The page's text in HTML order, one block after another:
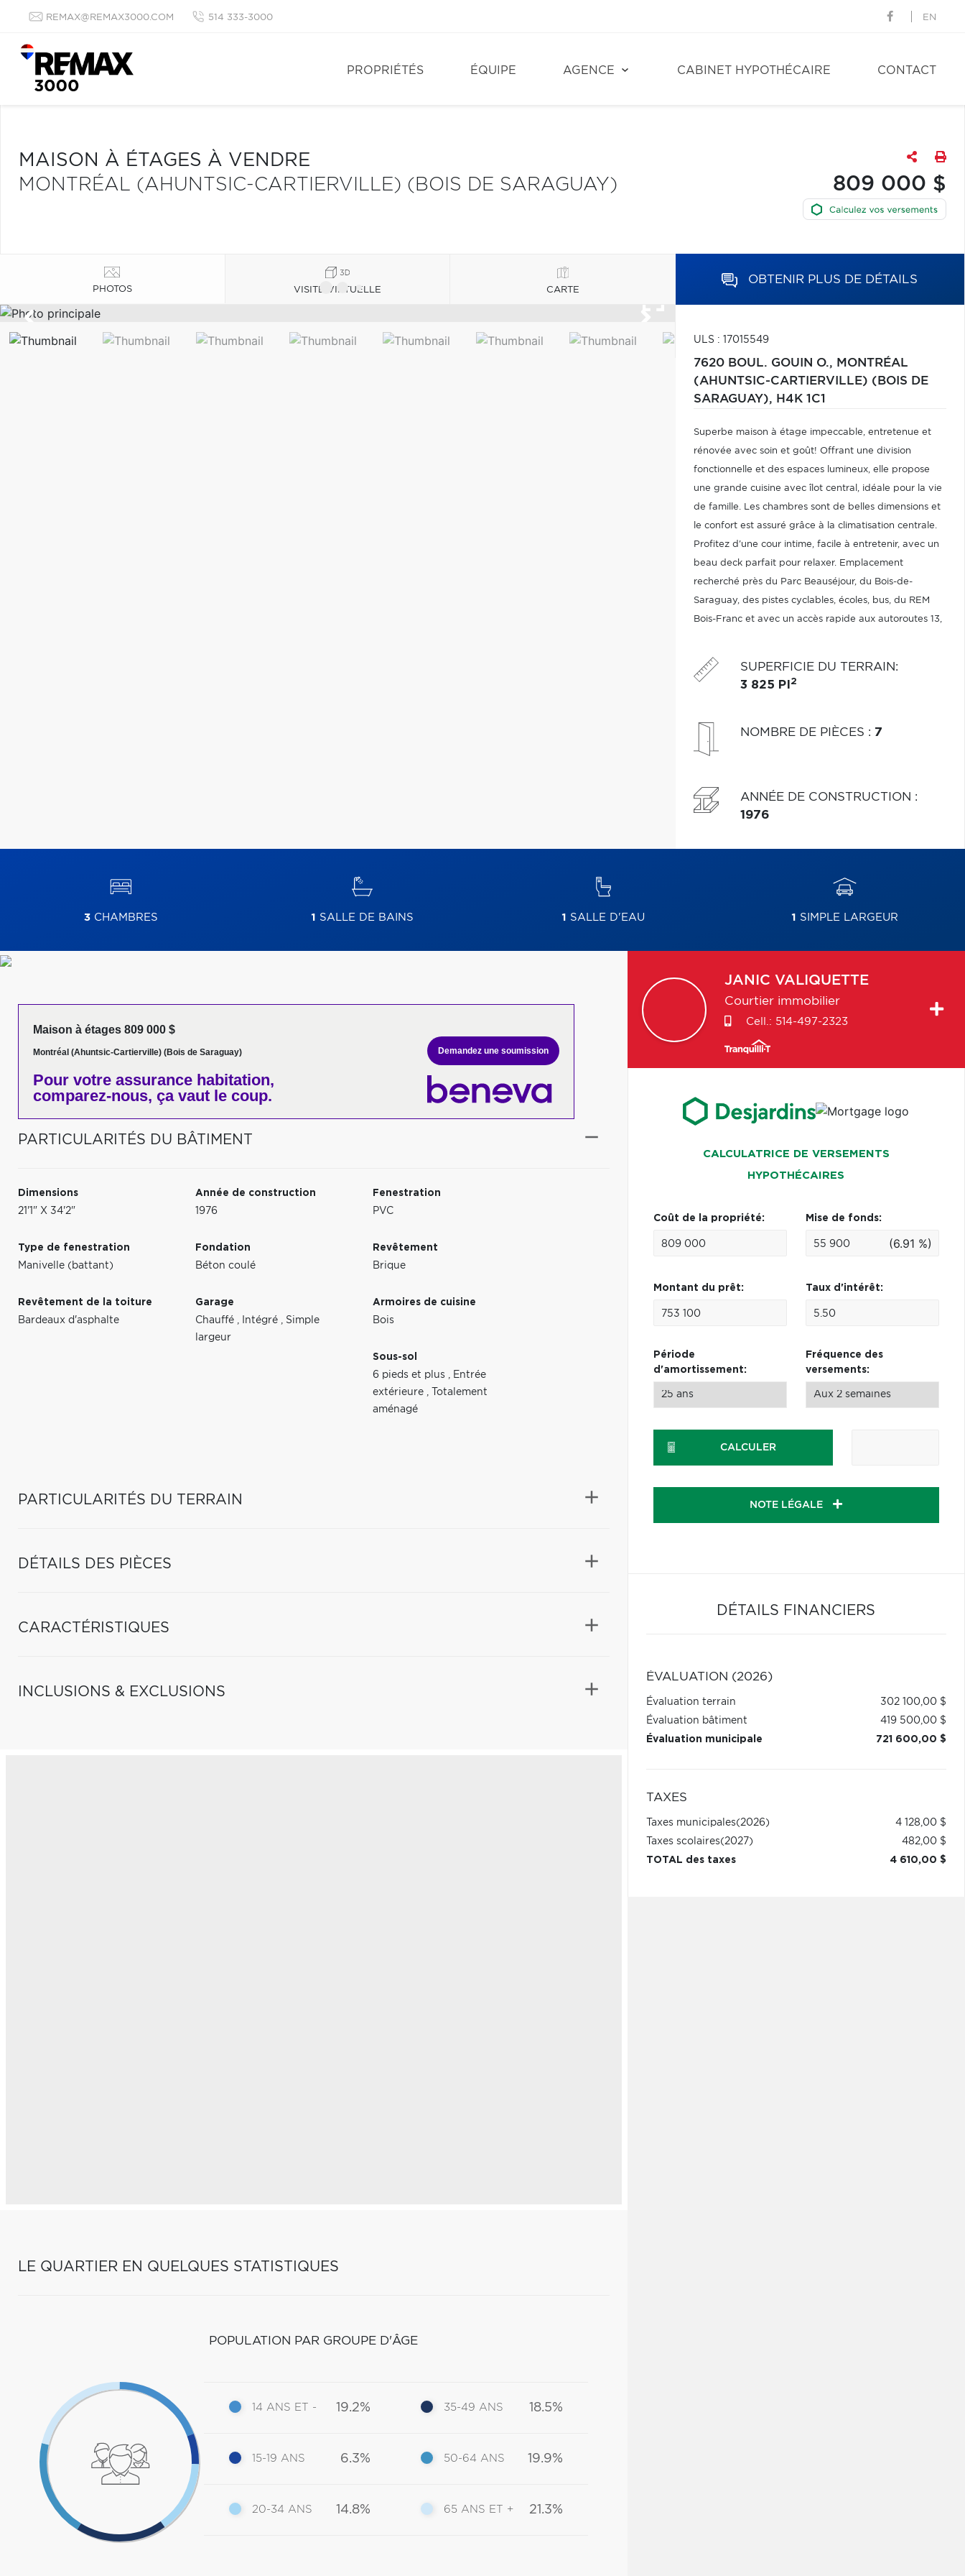
REMAX@REMAX3000.COM 514 333-3000 EN
PROPRIÉTÉS ÉQUIPE AGENCE CABINET HYPOTHÉCAIRE CONTACT
MAISON À ÉTAGES À VENDRE
MONTRÉAL (AHUNTSIC-CARTIERVILLE) (BOIS DE SARAGUAY)
809 000 $
PHOTOS VISITE VIRTUELLE CARTE
OBTENIR PLUS DE DÉTAILS
ULS : 17015549
7620 BOUL. GOUIN O., MONTRÉAL
(AHUNTSIC-CARTIERVILLE) (BOIS DE
SARAGUAY), H4K 1C1
Superbe maison à étage impeccable, entretenue et
rénovée avec soin et goût! Offrant une division
fonctionnelle et des espaces lumineux, elle propose
une grande cuisine avec îlot central, idéale pour la vie
de famille. Les chambres sont de belles dimensions et
le confort est assuré grâce à la climatisation centrale.
Profitez d'une cour intime, facile à entretenir, avec un
beau deck parfait pour relaxer. Emplacement
recherché près du Parc Beauséjour, du Bois-de-
Saraguay, des pistes cyclables, écoles, bus, du REM
Bois-Franc et avec un accès rapide aux autoroutes 13,
SUPERFICIE DU TERRAIN:
3 825 PI 2
NOMBRE DE PIÈCES : 7
ANNÉE DE CONSTRUCTION :
1976
3CHAMBRES 1 SALLE DE BAINS 1 SALLE D'EAU 1 SIMPLE LARGEUR
Maison à étages 809 000 $
Montréal (Ahuntsic-Cartierville) (Bois de Saraguay)
Pour votre assurance habitation,
comparez-nous, ça vaut le coup.
Demandez une soumission
PARTICULARITÉS DU BÂTIMENT
Dimensions
21'1" X 34'2"
Année de construction
1976
Fenestration
PVC
Type de fenestration
Manivelle (battant)
Fondation
Béton coulé
Revêtement
Brique
Revêtement de la toiture
Bardeaux d'asphalte
Garage
Chauffé , Intégré , Simple
largeur
Armoires de cuisine
Bois
Sous-sol
6 pieds et plus , Entrée
extérieure ,
Totalement
aménagé
PARTICULARITÉS DU TERRAIN
DÉTAILS DES PIÈCES
CARACTÉRISTIQUES
INCLUSIONS & EXCLUSIONS
LE QUARTIER EN QUELQUES STATISTIQUES
POPULATION PAR GROUPE D'ÂGE
14 ANS ET - 19.2%
15-19 ANS 6.3%
20-34 ANS 14.8%
35-49 ANS 18.5%
50-64 ANS 19.9%
65 ANS ET + 21.3%
JANIC VALIQUETTE
Courtier immobilier
Cell.: 514-497-2323
CALCULATRICE DE VERSEMENTS
HYPOTHÉCAIRES
Coût de la propriété: Mise de fonds:
(6.91 %)
Montant du prêt: Taux d'intérêt:
Période
d'amortissement:
Fréquence des
versements:
CALCULER
NOTE LÉGALE
DÉTAILS FINANCIERS
ÉVALUATION (2026)
Évaluation terrain
302 100,00 $
Évaluation bâtiment
419 500,00 $
Évaluation municipale
721 600,00 $
TAXES
Taxes municipales(2026)
4 128,00 $
Taxes scolaires(2027)
482,00 $
TOTAL des taxes
4 610,00 $